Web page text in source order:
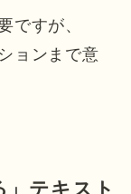
ですが、
ョンまで意
」テキスト